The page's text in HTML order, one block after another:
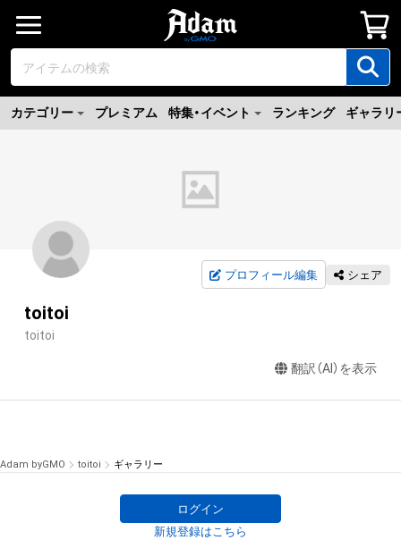
カテゴリー プレミアム 特集・イベント ランキング ギャラリ
プロフィール編集 シェア
toitoi
toitoi
翻訳（AI）を表示
Adam byGMO toitoi ギャラリー
ログイン
新規登録はこちら